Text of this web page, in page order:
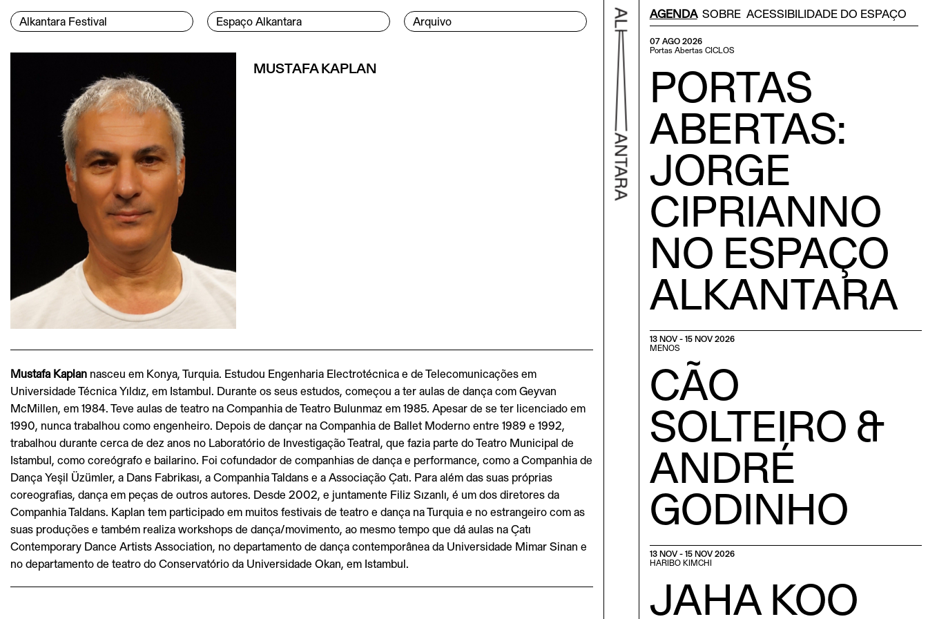
Menu Principal
Alkantara Festival Espaço Alkantara Arquivo
MUSTAFA KAPLAN
Mustafa Kaplan nasceu em Konya, Turquia. Estudou Engenharia Electrotécnica e de Telecomunicações em
Universidade Técnica Yıldız, em Istambul. Durante os seus estudos, começou a ter aulas de dança com Geyvan
McMillen, em 1984. Teve aulas de teatro na Companhia de Teatro Bulunmaz em 1985. Apesar de se ter licenciado em
1990, nunca trabalhou como engenheiro. Depois de dançar na Companhia de Ballet Moderno entre 1989 e 1992,
trabalhou durante cerca de dez anos no Laboratório de Investigação Teatral, que fazia parte do Teatro Municipal de
Istambul, como coreógrafo e bailarino. Foi cofundador de companhias de dança e performance, como a Companhia de
Dança Yeşil Üzümler, a Dans Fabrikası, a Companhia Taldans e a Associação Çatı. Para além das suas próprias
coreografias, dança em peças de outros autores. Desde 2002, e juntamente Filiz Sızanlı, é um dos diretores da
Companhia Taldans. Kaplan tem participado em muitos festivais de teatro e dança na Turquia e no estrangeiro com as
suas produções e também realiza workshops de dança/movimento, ao mesmo tempo que dá aulas na Çatı
Contemporary Dance Artists Association, no departamento de dança contemporânea da Universidade Mimar Sinan e
no departamento de teatro do Conservatório da Universidade Okan, em Istambul.
Menu Secondário
AGENDA SOBRE ACESSIBILIDADE DO ESPAÇO
07 AGO 2026
Portas AbertasCICLOS
PORTAS
ABERTAS:
JORGE
CIPRIANNO
NO ESPAÇO
ALKANTARA
13 NOV - 15 NOV 2026
MENOS
CÃO
SOLTEIRO &
ANDRÉ
GODINHO
13 NOV - 15 NOV 2026
HARIBO KIMCHI
JAHA KOO